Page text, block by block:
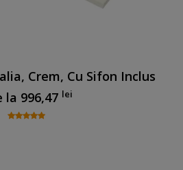
Crem, Cu Sifon Inclus
la 996,47 lei